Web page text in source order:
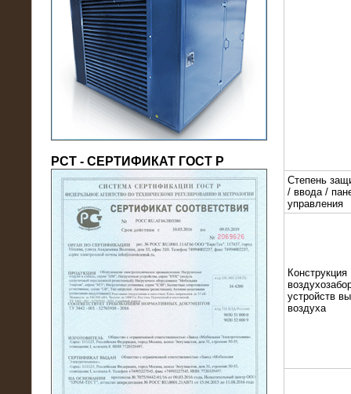
17.10.2016
Резистивный высоковольтный
нагрузочный модуль 5 МВт
(напряжение 6/10 кВ)
21.08.2016
На производственное предприятие
модули 20 МВт (0,4 кВ)
РСТ - СЕРТИФИКАТ ГОСТ Р
Степень
/ ввода /
управления
Конструкция
устройств
воздуха